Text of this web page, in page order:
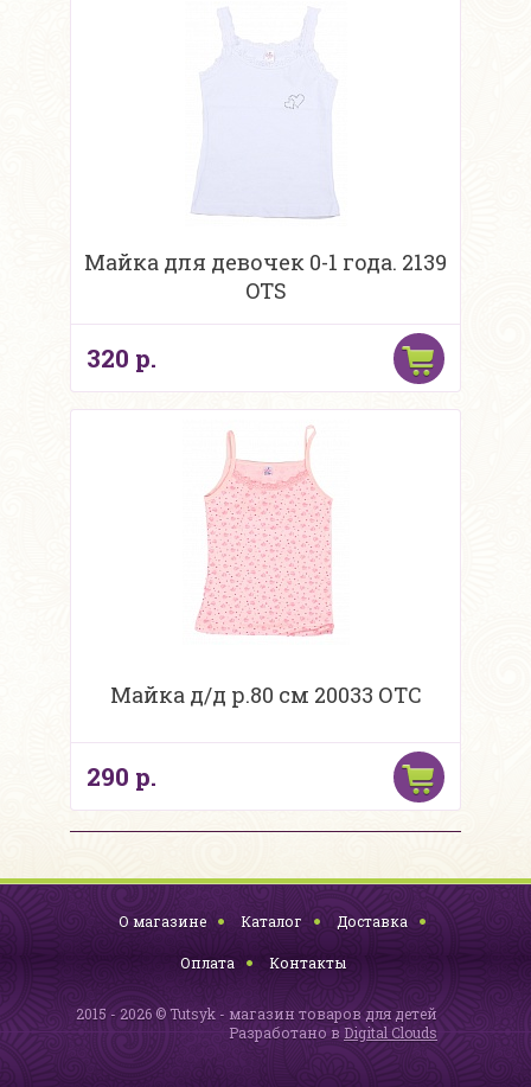
Майка для девочек 0-1 года. 2139
OTS
320 р.
Майка д/д р.80 см 20033 ОТС
290 р.
О магазине Каталог Доставка
Оплата Контакты
2015 - 2026 © Tutsyk - магазин товаров для детей
Разработано в Digital Clouds